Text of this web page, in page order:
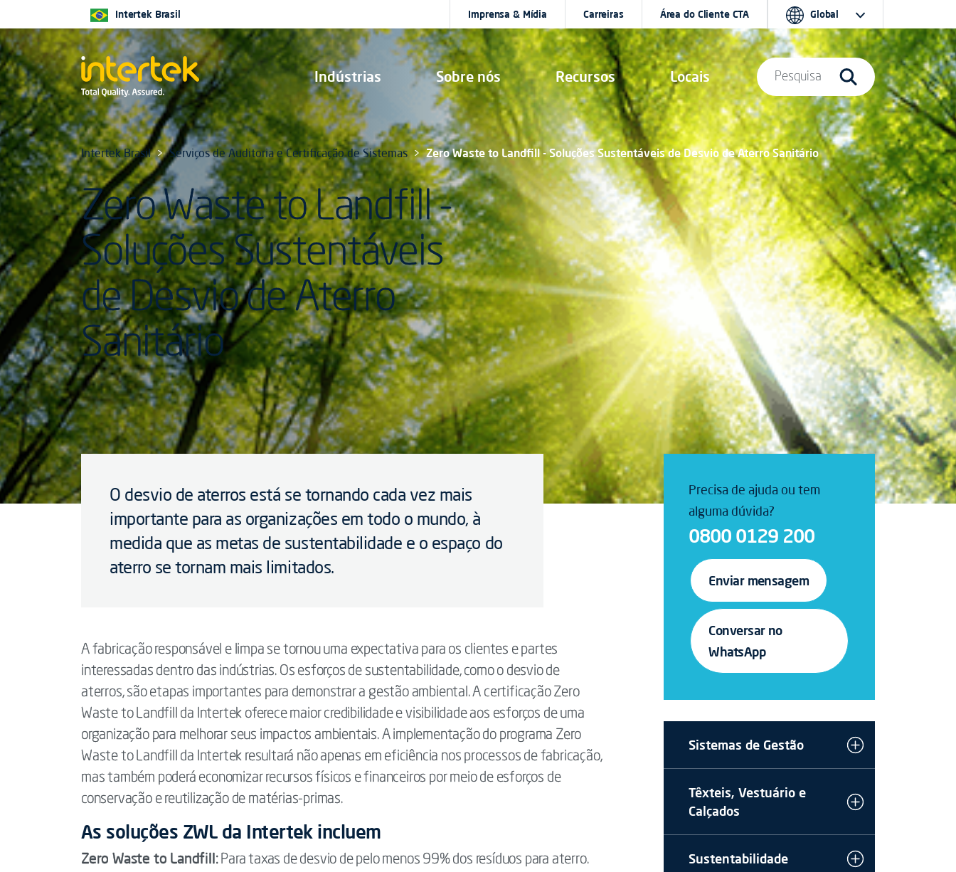
Indústrias Sobre nós Recursos Locais
Intertek Brasil Imprensa & Mídia Carreiras Área do Cliente CTA Global
Pesquisa
Intertek Brasil Serviços de Auditoria e Certificação de Sistemas Zero Waste to Landfill - Soluções Sustentáveis de Desvio de Aterro Sanitário
Zero Waste to Landfill -
Soluções Sustentáveis
de Desvio de Aterro
Sanitário
O desvio de aterros está se tornando cada vez mais
importante para as organizações em todo o mundo, à
medida que as metas de sustentabilidade e o espaço do
aterro se tornam mais limitados.
A fabricação responsável e limpa se tornou uma expectativa para os clientes e partes
interessadas dentro das indústrias. Os esforços de sustentabilidade, como o desvio de
aterros, são etapas importantes para demonstrar a gestão ambiental. A certificação Zero
Waste to Landfill da Intertek oferece maior credibilidade e visibilidade aos esforços de uma
organização para melhorar seus impactos ambientais. A implementação do programa Zero
Waste to Landfill da Intertek resultará não apenas em eficiência nos processos de fabricação,
mas também poderá economizar recursos físicos e financeiros por meio de esforços de
conservação e reutilização de matérias-primas.
As soluções ZWL da Intertek incluem
Zero Waste to Landfill:Para taxas de desvio de pelo menos 99% dos resíduos para aterro.
Precisa de ajuda ou tem
alguma dúvida?
0800 0129 200
Enviar mensagem
Conversar no
WhatsApp
Sistemas de Gestão
Têxteis, Vestuário e
Calçados
Sustentabilidade